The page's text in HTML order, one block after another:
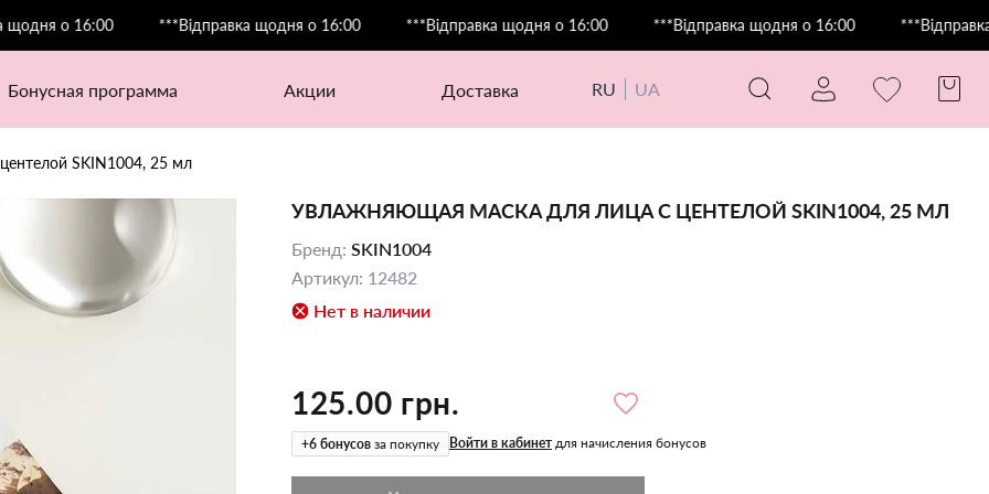
о 16:00 ***Відправка щодня о 16:00 ***Відправка щодня о 16:00 ***Відправка щодня о 16:00 ***Відправка
бонусная программа акции доставка RU UA
SKIN1004, 25 мл
УВЛАЖНЯЮЩАЯ МАСКА ДЛЯ ЛИЦА С ЦЕНТЕЛОЙ SKIN1004, 25 МЛ
Бренд: SKIN1004
Артикул: 12482
Нет в наличии
125.00 грн.
+6 бонусов за покупку Войти в кабинет для начисления бонусов